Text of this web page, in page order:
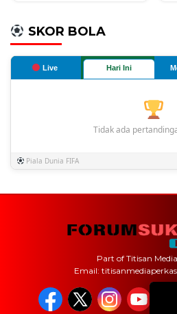
SKOR BOLA
Live Hari Ini
Tidak ada
Piala Dunia FIFA
Part of Titisan
Email: